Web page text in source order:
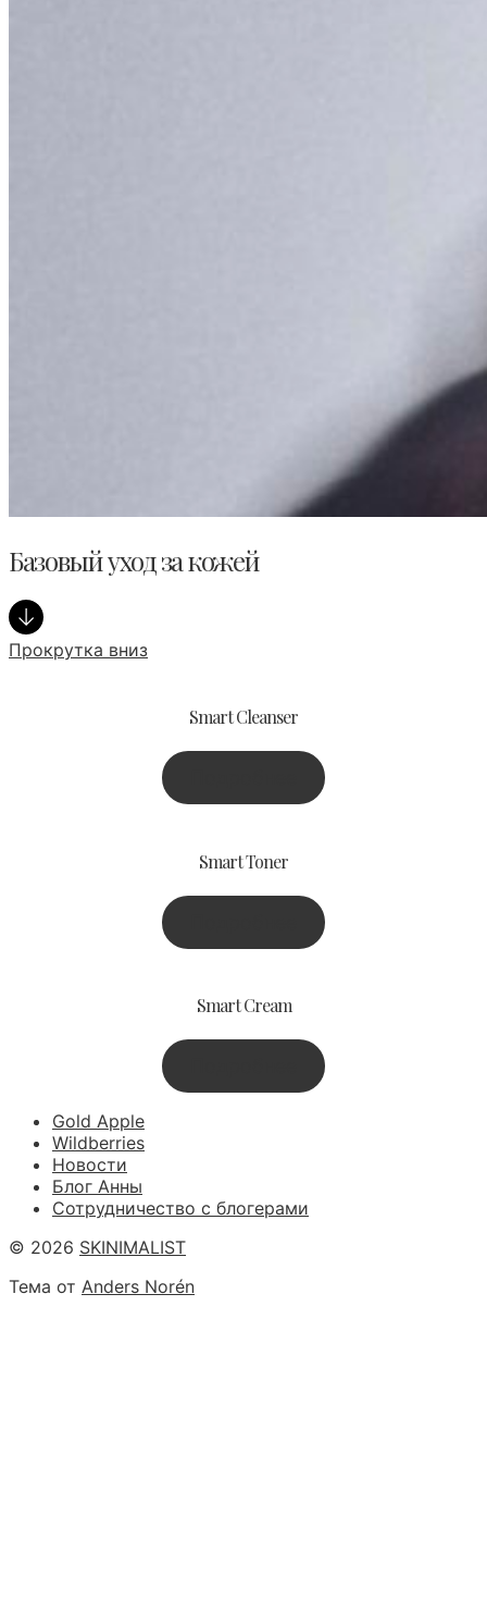
Базовый уход за кожей
Прокрутка вниз
Smart Cleanser
Smart Toner
Smart Cream
Gold Apple
Wildberries
Новости
Блог Анны
Сотрудничество с блогерами
© 2026 SKINIMALIST
Тема от Anders Norén